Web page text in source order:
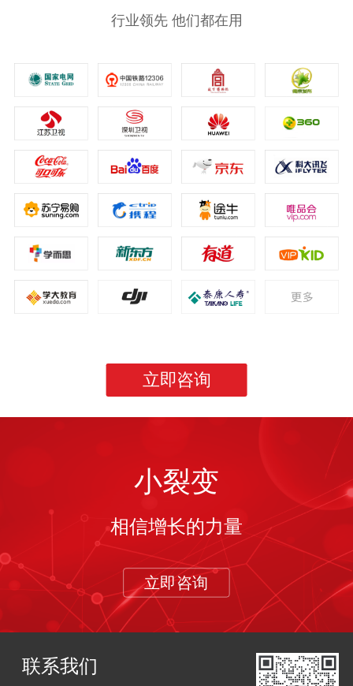
行业领先 他们都在用
立即咨询
小裂变
相信增长的力量
立即咨询
联系我们